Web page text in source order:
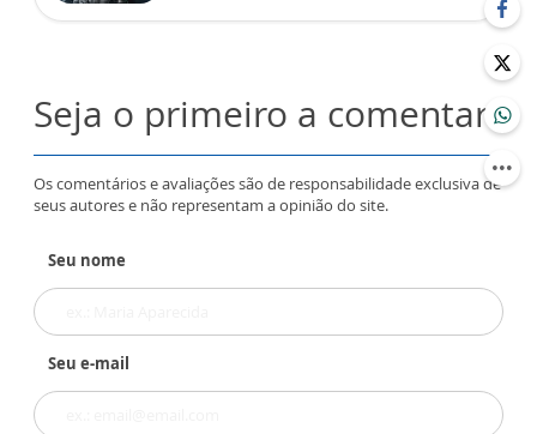
Seja o primeiro a comentar
Os comentários e avaliações são de responsabilidade exclusiva de
seus autores e não representam a opinião do site.
Seu nome
Seu e-mail